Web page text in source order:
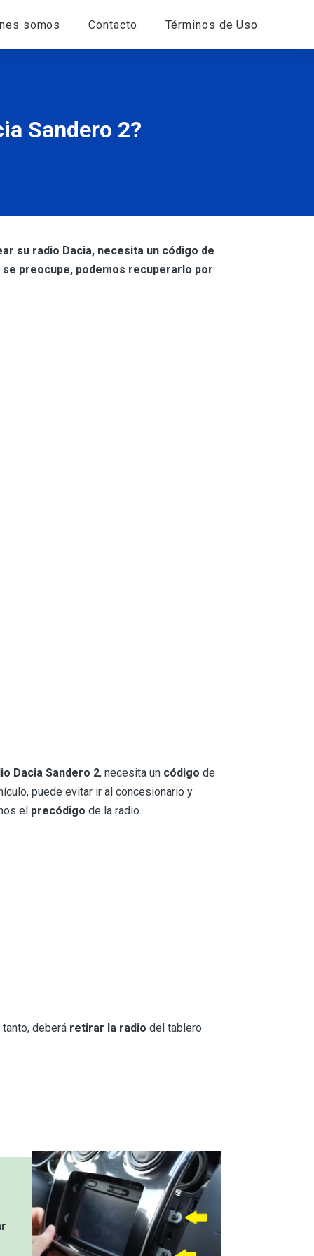
somos Contacto Términos de Uso
Sandero 2?
su radio Dacia, necesita un código de
preocupe, podemos recuperarlo por
Dacia Sandero 2, necesita un código de
puede evitar ir al concesionario y
el precódigo de la radio.
deberá retirar la radio del tablero